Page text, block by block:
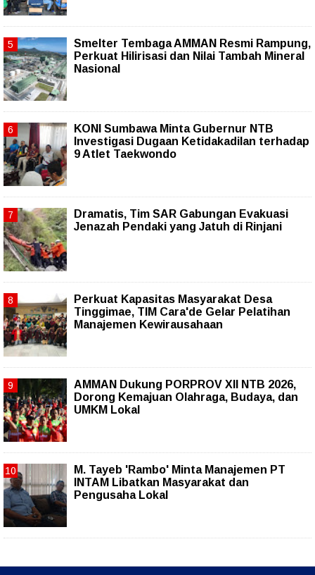
Smelter Tembaga AMMAN Resmi Rampung,
Perkuat Hilirisasi dan Nilai Tambah Mineral
Nasional
KONI Sumbawa Minta Gubernur NTB
Investigasi Dugaan Ketidakadilan terhadap
9 Atlet Taekwondo
Dramatis, Tim SAR Gabungan Evakuasi
Jenazah Pendaki yang Jatuh di Rinjani
Perkuat Kapasitas Masyarakat Desa
Tinggimae, TIM Cara'de Gelar Pelatihan
Manajemen Kewirausahaan
AMMAN Dukung PORPROV XII NTB 2026,
Dorong Kemajuan Olahraga, Budaya, dan
UMKM Lokal
M. Tayeb 'Rambo' Minta Manajemen PT
INTAM Libatkan Masyarakat dan
Pengusaha Lokal